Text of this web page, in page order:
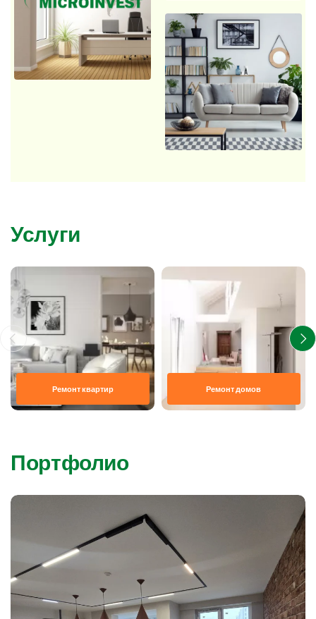
Услуги
Ремонт квартир Ремонт домов
Портфолио